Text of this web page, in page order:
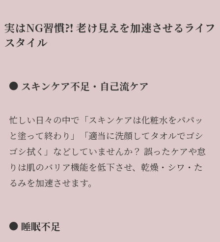
実はNG習慣⁈ 老け見えを加速させるライフ
スタイル
● スキンケア不足・自己流ケア
忙しい日々の中で「スキンケアは化粧水をパパッ
と塗って終わり」「適当に洗顔してタオルでゴシ
ゴシ拭く」などしていませんか？ 誤ったケアや怠
りは肌のバリア機能を低下させ、乾燥・シワ・た
るみを加速させます。
● 睡眠不足